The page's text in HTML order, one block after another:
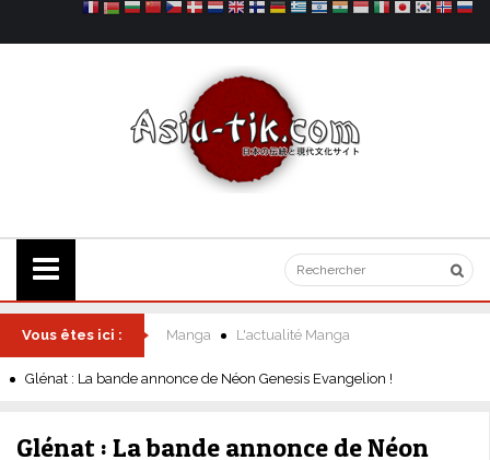
Vous êtes ici : Manga L'actualité Manga
Glénat : La bande annonce de Néon Genesis Evangelion !
Glénat : La bande annonce de Néon